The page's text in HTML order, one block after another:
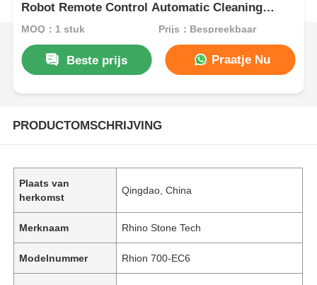
Robot Remote Control Automatic Cleaning
System voor zonnepanelen
MOQ：1 stuk Prijs：Bespreekbaar
Beste prijs Praatje Nu
PRODUCTOMSCHRIJVING
Plaats van
herkomst
Qingdao, China
Merknaam Rhino Stone Tech
Modelnummer Rhion 700-EC6